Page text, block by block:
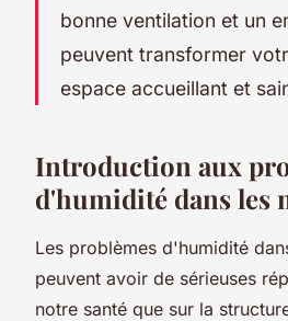
bonne ventilation et un
peuvent transformer
espace accueillant et
Introduction aux
d'humidité dans les
Les problèmes d'humidité
peuvent avoir de sérieuses
notre santé que sur la